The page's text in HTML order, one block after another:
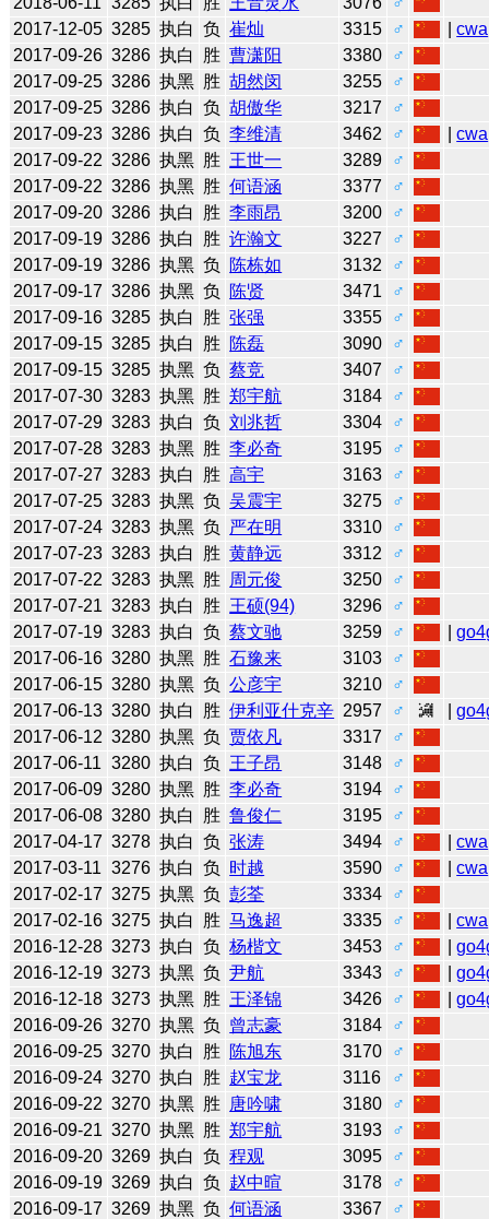
2017-12-05 3285 执白 负 崔灿 3315 ♂ |cwa
2017-09-26 3286 执白 胜 曹潇阳 3380
♂
2017-09-25 3286 执黑 胜 胡然闵 3255
♂
2017-09-25 3286 执白 负 胡傲华 3217
♂
2017-09-23 3286 执白 负 李维清 3462 ♂ |cwa
2017-09-22 3286 执黑 胜 王世一 3289
♂
2017-09-22 3286 执黑 胜 何语涵 3377
♂
2017-09-20 3286 执白 胜 李雨昂 3200
♂
2017-09-19 3286 执白 胜 许瀚文 3227
♂
2017-09-19 3286 执黑 负 陈栋如 3132
♂
2017-09-17 3286 执黑 负 陈贤 3471
♂
2017-09-16 3285 执白 胜 张强 3355
♂
2017-09-15 3285 执白 胜 陈磊 3090
♂
2017-09-15 3285 执黑 负 蔡竞 3407
♂
2017-07-30 3283 执黑 胜 郑宇航 3184
♂
2017-07-29 3283 执白 负 刘兆哲 3304
♂
2017-07-28 3283 执黑 胜 李必奇 3195
♂
2017-07-27 3283 执白 胜 高宇 3163
♂
2017-07-25 3283 执黑 负 吴震宇 3275
♂
2017-07-24 3283 执黑 负 严在明 3310
♂
2017-07-23 3283 执白 胜 黄静远 3312
♂
2017-07-22 3283 执黑 胜 周元俊 3250
♂
2017-07-21 3283 执白 胜 王硕(94) 3296
♂
2017-07-19 3283 执白 负 蔡文驰 3259 ♂ |
2017-06-16 3280 执黑 胜 石豫来 3103
♂
2017-06-15 3280 执黑 负 公彦宇 3210
♂
2017-06-13 3280 执白 胜 伊利亚什克辛 2957 ♂ |
2017-06-12 3280 执黑 负 贾依凡 3317
♂
2017-06-11 3280 执白 负 王子昂 3148
♂
2017-06-09 3280 执黑 胜 李必奇 3194
♂
2017-06-08 3280 执白 胜 鲁俊仁 3195
♂
2017-04-17 3278 执白 负 张涛 3494 ♂ |cwa
2017-03-11 3276 执白 负 时越 3590 ♂ |cwa
2017-02-17 3275 执黑 负 彭荃 3334
♂
2017-02-16 3275 执白 胜 马逸超 3335 ♂ |cwa
2016-12-28 3273 执白 负 杨楷文 3453 ♂ |
2016-12-19 3273 执黑 负 尹航 3343 ♂ |
2016-12-18 3273 执黑 胜 王泽锦 3426 ♂ |
2016-09-26 3270 执黑 负 曾志豪 3184
♂
2016-09-25 3270 执白 胜 陈旭东 3170
♂
2016-09-24 3270 执白 胜 赵宝龙 3116
♂
2016-09-22 3270 执黑 胜 唐吟啸 3180
♂
2016-09-21 3270 执黑 胜 郑宇航 3193
♂
2016-09-20 3269 执白 负 程观 3095
♂
2016-09-19 3269 执白 负 赵中暄 3178
♂
2016-09-17 3269 执黑 负 何语涵 3367
♂